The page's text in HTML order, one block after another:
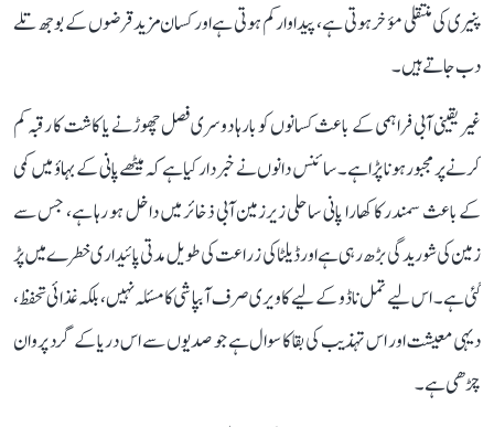
پنیری کی منتقلی مؤخر ہوتی ہے، پیداوار کم ہوتی ہے اور کسان مزید قرضوں کے بوجھ تلے
دب جاتے ہیں۔
غیر یقینی آبی فراہمی کے باعث کسانوں کو بارہا دوسری فصل چھوڑنے یا کاشت کا رقبہ کم
کرنے پر مجبور ہونا پڑا ہے۔ سائنس دانوں نے خبردار کیا ہے کہ میٹھے پانی کے بہاؤ میں کمی
کے باعث سمندر کا کھارا پانی ساحلی زیرزمین آبی ذخائر میں داخل ہو رہا ہے، جس سے
زمین کی شوریدگی بڑھ رہی ہے اور ڈیلٹا کی زراعت کی طویل مدتی پائیداری خطرے میں پڑ
گئی ہے۔ اس لیے تمل ناڈو کے لیے کاویری صرف آبپاشی کا مسئلہ نہیں، بلکہ غذائی تحفظ،
دیہی معیشت اور اس تہذیب کی بقا کا سوال ہے جو صدیوں سے اس دریا کے گرد پروان
چڑھی ہے۔